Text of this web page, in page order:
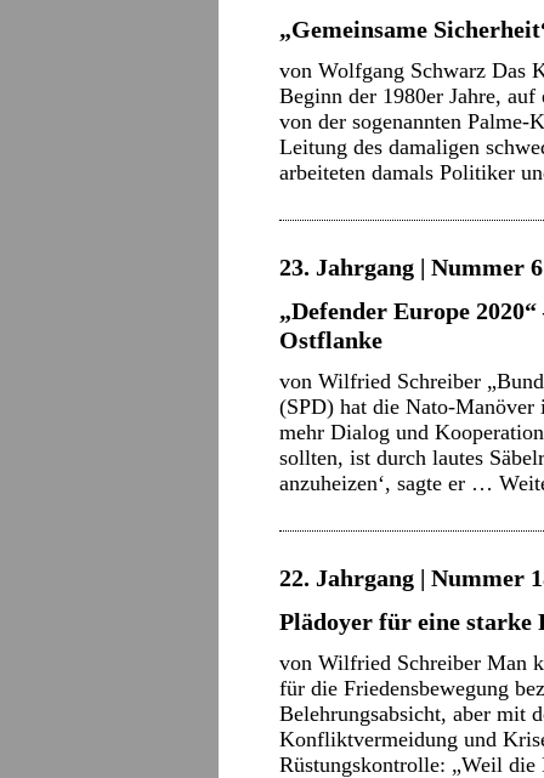
„Gemeinsame
von Wolfgang Schwarz Das
Beginn der 1980er Jahre,
von der sogenannten
Leitung des damaligen
arbeiteten damals Politiker
23. Jahrgang | Nummer
„Defender Europe
Ostflanke
von Wilfried Schreiber
(SPD) hat die Nato-Manöver
mehr Dialog und
sollten, ist durch lautes
anzuheizen‘, sagte er …
22. Jahrgang | Nummer
Plädoyer für eine starke
von Wilfried Schreiber Man
für die Friedensbewegung
Belehrungsabsicht, aber mit
Konfliktvermeidung und
Rüstungskontrolle: „Weil